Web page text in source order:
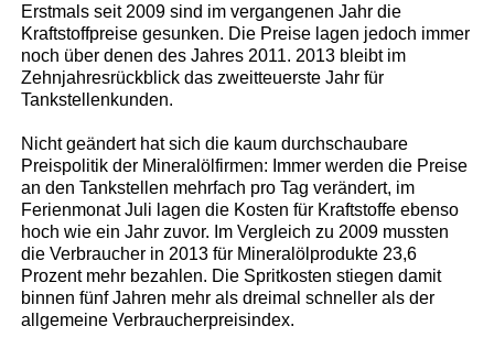
Erstmals seit 2009 sind im vergangenen Jahr die
Kraftstoffpreise gesunken. Die Preise lagen jedoch immer
noch über denen des Jahres 2011. 2013 bleibt im
Zehnjahresrückblick das zweitteuerste Jahr für
Tankstellenkunden.
Nicht geändert hat sich die kaum durchschaubare
Preispolitik der Mineralölfirmen: Immer werden die Preise
an den Tankstellen mehrfach pro Tag verändert, im
Ferienmonat Juli lagen die Kosten für Kraftstoffe ebenso
hoch wie ein Jahr zuvor. Im Vergleich zu 2009 mussten
die Verbraucher in 2013 für Mineralölprodukte 23,6
Prozent mehr bezahlen. Die Spritkosten stiegen damit
binnen fünf Jahren mehr als dreimal schneller als der
allgemeine Verbraucherpreisindex.